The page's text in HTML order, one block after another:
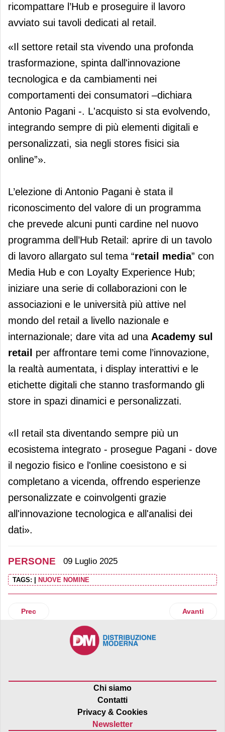
ricompattare l’Hub e proseguire il lavoro
avviato sui tavoli dedicati al retail.
«Il settore retail sta vivendo una profonda
trasformazione, spinta dall'innovazione
tecnologica e da cambiamenti nei
comportamenti dei consumatori –dichiara
Antonio Pagani -. L'acquisto si sta evolvendo,
integrando sempre di più elementi digitali e
personalizzati, sia negli stores fisici sia
online”».
L’elezione di Antonio Pagani è stata il
riconoscimento del valore di un programma
che prevede alcuni punti cardine nel nuovo
programma dell’Hub Retail: aprire di un tavolo
di lavoro allargato sul tema “retail media” con
Media Hub e con Loyalty Experience Hub;
iniziare una serie di collaborazioni con le
associazioni e le università più attive nel
mondo del retail a livello nazionale e
internazionale; dare vita ad una Academy sul
retail per affrontare temi come l’innovazione,
la realtà aumentata, i display interattivi e le
etichette digitali che stanno trasformando gli
store in spazi dinamici e personalizzati.
«Il retail sta diventando sempre più un
ecosistema integrato - prosegue Pagani - dove
il negozio fisico e l'online coesistono e si
completano a vicenda, offrendo esperienze
personalizzate e coinvolgenti grazie
all'innovazione tecnologica e all'analisi dei
dati».
PERSONE 09 Luglio 2025
TAGS: | NUOVE NOMINE
Articolo precedente: Simone Zerbinati diventa presidente
Prec Articolo
Avanti
Chi siamo
Contatti
Privacy & Cookies
Newsletter